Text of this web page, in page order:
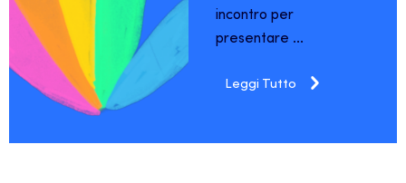
incontro per
presentare ...
Leggi Tutto